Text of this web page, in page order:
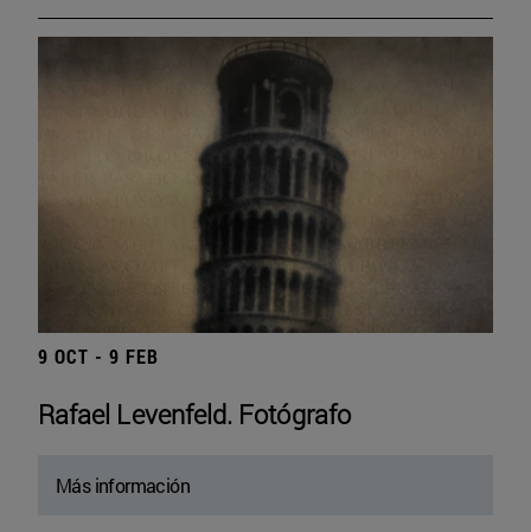
9 OCT - 9 FEB
Rafael Levenfeld. Fotógrafo
Más información